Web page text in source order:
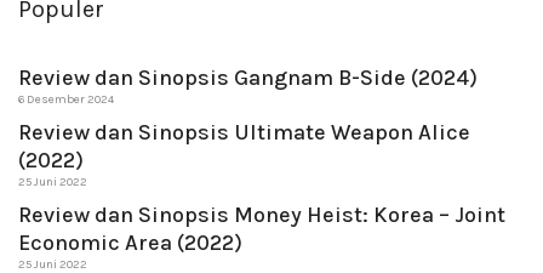
Populer
Review dan Sinopsis Gangnam B-Side (2024)
6 Desember 2024
Review dan Sinopsis Ultimate Weapon Alice
(2022)
25 Juni 2022
Review dan Sinopsis Money Heist: Korea – Joint
Economic Area (2022)
25 Juni 2022